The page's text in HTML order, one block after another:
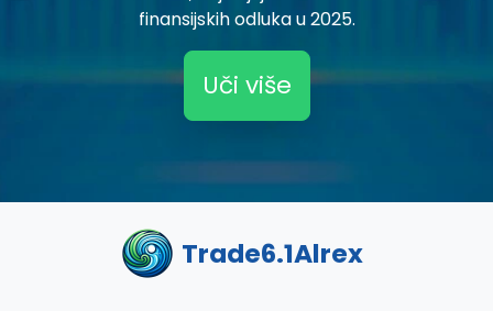
finansijskih odluka u 2025.
Uči više
Trade6.1Alrex